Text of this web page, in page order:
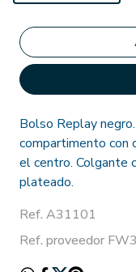
Bolso Replay
compartimento con
el centro. Colgante
plateado.
Ref. A31101
Ref. proveedor